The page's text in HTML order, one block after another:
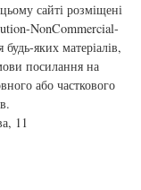
сайті розміщені
NonCommercial-
яких матеріалів,
посилання на
або часткового
11